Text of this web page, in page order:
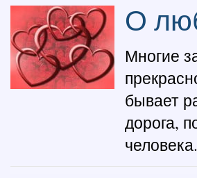
О
Многие
бывает
дорога,